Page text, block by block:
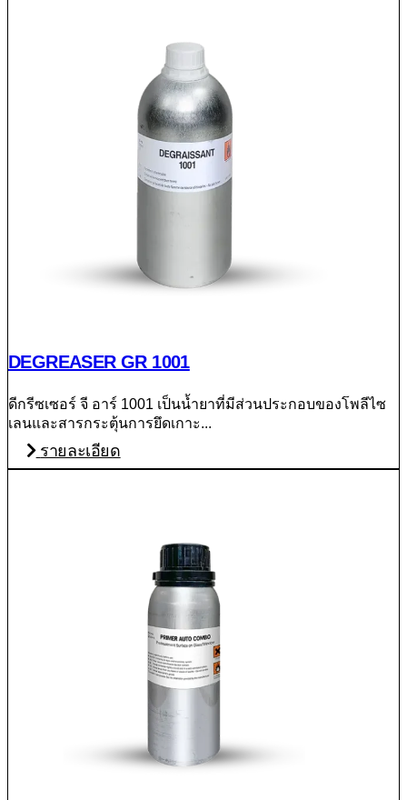
DEGREASER GR 1001
ดีกรีซเซอร์ จี อาร์ 1001 เป็นน้ำยาที่มีส่วนประกอบของโพลีไซ
เลนและสารกระตุ้นการยึดเกาะ...
รายละเอียด